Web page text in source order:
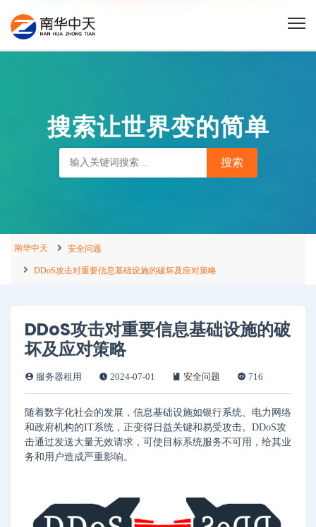
搜索让世界变的简单
南华中天 安全问题
DDoS攻击对重要信息基础设施的破坏及应对策略
DDoS攻击对重要信息基础设施的破
坏及应对策略
服务器租用 2024-07-01 安全问题 716
随着数字化社会的发展，信息基础设施如银行系统、电力网络
和政府机构的IT系统，正变得日益关键和易受攻击。DDoS攻
击通过发送大量无效请求，可使目标系统服务不可用，给其业
务和用户造成严重影响。